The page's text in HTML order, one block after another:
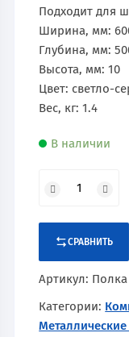
Подходит для
Ширина, мм:
Глубина, мм:
Высота, мм: 10
Цвет: светло-
Вес, кг: 1.4
В наличии
СРАВНИТЬ
Артикул: Полка
Категории: